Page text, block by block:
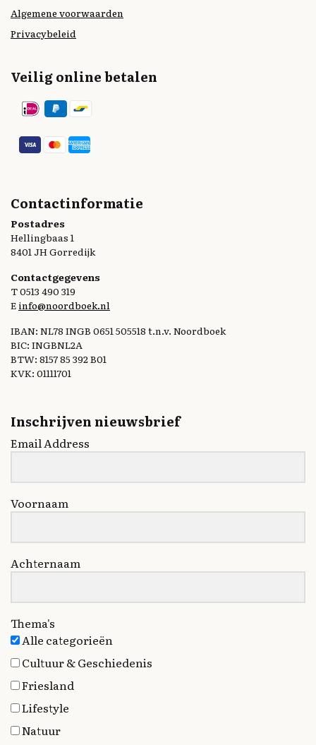
Algemene voorwaarden
Privacybeleid
Veilig online betalen
Contactinformatie
Postadres
Hellingbaas 1
8401 JH Gorredijk
Contactgegevens
T 0513 490 319
E info@noordboek.nl
IBAN: NL78 INGB 0651 505518 t.n.v. Noordboek
BIC: INGBNL2A
BTW: 8157 85 392 B01
KVK: 01111701
Inschrijven nieuwsbrief
Email Address
Voornaam
Achternaam
Thema's
Alle categorieën
Cultuur & Geschiedenis
Friesland
Lifestyle
Natuur